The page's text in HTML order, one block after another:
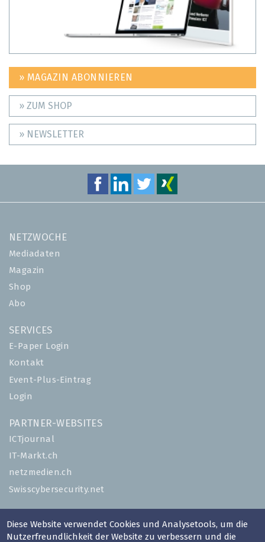
» MAGAZIN ABONNIEREN
» ZUM SHOP
» NEWSLETTER
NETZWOCHE
Mediadaten
Magazin
Shop
Abo
SERVICES
E-Paper Login
Kontakt
Event-Plus-Eintrag
Login
PARTNER-WEBSITES
ICTjournal
IT-Markt.ch
netzmedien.ch
Swisscybersecurity.net
Impressum
Diese Website verwendet Cookies und Analysetools, um die
Nutzerfreundlichkeit der Website zu verbessern und die